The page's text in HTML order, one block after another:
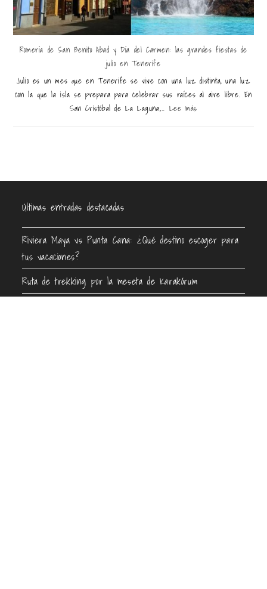
Romería de San Benito Abad y Día del Carmen: las grandes fiestas de
julio en Tenerife
Julio es un mes que en Tenerife se vive con una luz distinta, una luz
con la que la isla se prepara para celebrar sus raíces al aire libre. En
San Cristóbal de La Laguna,... Lee más
Últimas entradas destacadas
Riviera Maya vs Punta Cana: ¿Qué destino escoger para
tus vacaciones?
Ruta de trekking por la meseta de Karakórum